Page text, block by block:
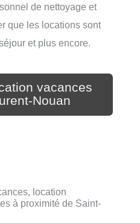
de nettoyage et
que les locations sont
et plus encore.
vacances
Nouan
location
à proximité de Saint-